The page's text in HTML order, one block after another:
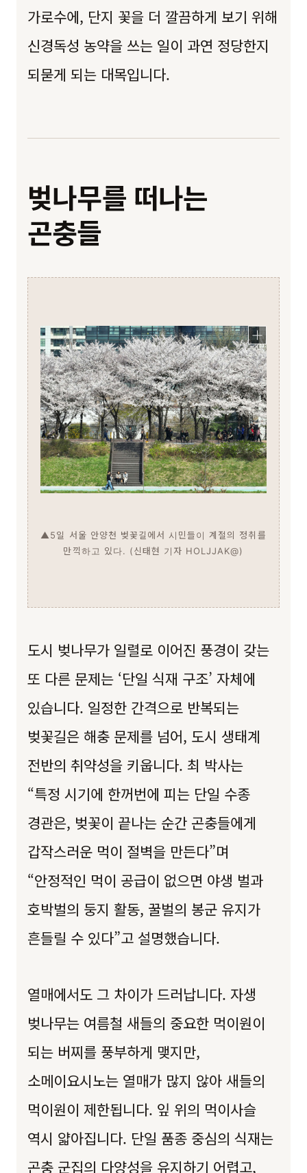
가로수에, 단지 꽃을 더 깔끔하게 보기 위해
신경독성 농약을 쓰는 일이 과연 정당한지
되묻게 되는 대목입니다.
벚나무를 떠나는
곤충들
▲5일 서울 안양천 벚꽃길에서 시민들이 계절의 정취를
만끽하고 있다. (신태현 기자 HOLJJAK@)
도시 벚나무가 일렬로 이어진 풍경이 갖는
또 다른 문제는 ‘단일 식재 구조’ 자체에
있습니다. 일정한 간격으로 반복되는
벚꽃길은 해충 문제를 넘어, 도시 생태계
전반의 취약성을 키웁니다. 최 박사는
“특정 시기에 한꺼번에 피는 단일 수종
경관은, 벚꽃이 끝나는 순간 곤충들에게
갑작스러운 먹이 절벽을 만든다”며
“안정적인 먹이 공급이 없으면 야생 벌과
호박벌의 둥지 활동, 꿀벌의 봉군 유지가
흔들릴 수 있다”고 설명했습니다.
열매에서도 그 차이가 드러납니다. 자생
벚나무는 여름철 새들의 중요한 먹이원이
되는 버찌를 풍부하게 맺지만,
소메이요시노는 열매가 많지 않아 새들의
먹이원이 제한됩니다. 잎 위의 먹이사슬
역시 얇아집니다. 단일 품종 중심의 식재는
곤충 군집의 다양성을 유지하기 어렵고,